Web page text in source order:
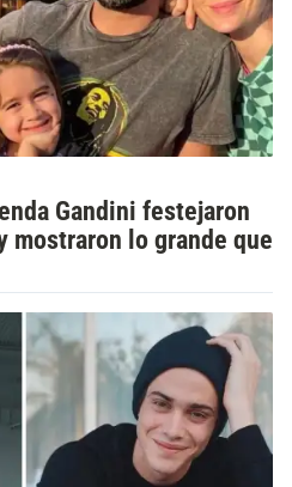
Gandini festejaron
mostraron lo grande que